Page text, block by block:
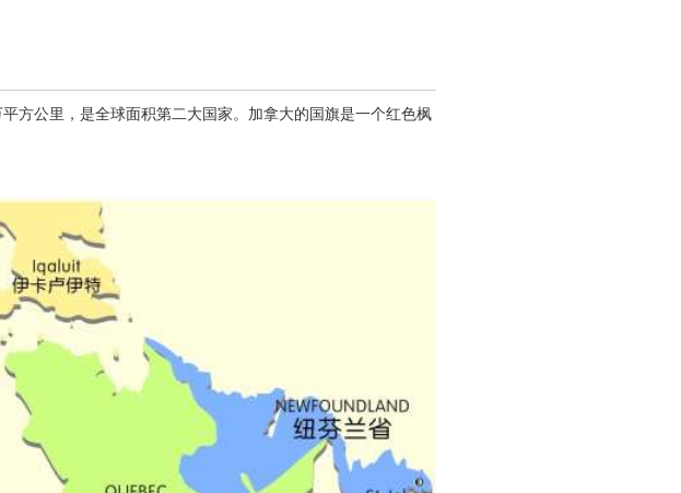
方公里，是全球面积第二大国家。加拿大的国旗是一个红色枫